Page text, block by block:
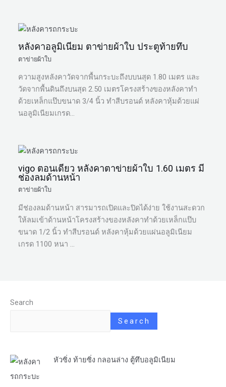
หลังคาอลูมิเนียม ตาข่ายผ้าใบ ประตูท้ายทึบ
ตาข่ายผ้าใบ
ความสูงหลังคาวัดจากพื้นกระบะถึงบบนสุด 1.80 เมตร และ
วัดจากพื้นดินถึงบนสุด 2.50 เมตรโครงสร้างของหลังคาทำ
ด้วยเหล็กแป๊บขนาด 3/4 นิ้ว ทำสีบรอนด์ หลังคาหุ้มด้วยแผ่
นอลูมิเนียมเกรด…
vigo ตอนเดียว หลังคาตาข่ายผ้าใบ 1.60 เมตร มี
ช่องลมด้านหน้า
ตาข่ายผ้าใบ
มีช่องลมด้านหน้า สารมารถเปิดและปิดได้ง่าย ใช้งานสะดวก
ให้ลมเข้าด้านหน้าโครงสร้างของหลังคาทำด้วยเหล็กแป๊บ
ขนาด 1/2 นิ้ว ทำสีบรอนด์ หลังคาหุ้มด้วยแผ่นอลูมิเนียม
เกรด 1100 หนา …
Search
Search
หัวซิ่ง ท้ายซิ่ง กลอนล่าง ตู้ทึบอลูมิเนียม